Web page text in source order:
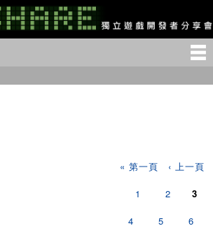
移
至
主
« 第一頁 ‹ 上一頁
1 2 3
4 5 6